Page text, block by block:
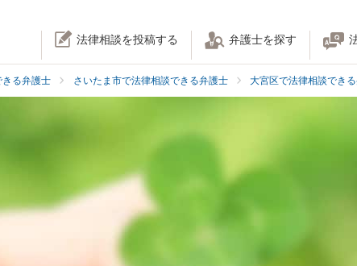
法律相談を投稿する 弁護士を探す
る弁護士 さいたま市で法律相談できる弁護士 大宮区で法律相談でき